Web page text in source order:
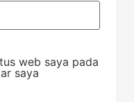
web saya pada
saya